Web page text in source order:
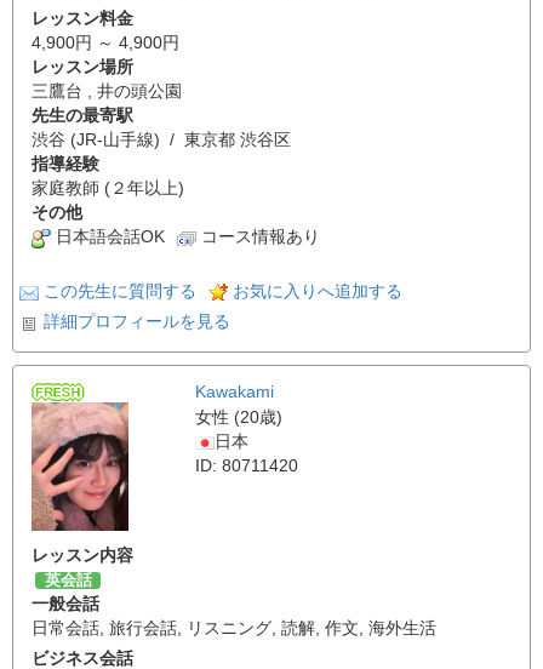
レッスン料金
4,900円 ～ 4,900円
レッスン場所
三鷹台 , 井の頭公園
先生の最寄駅
渋谷 (JR-山手線) / 東京都 渋谷区
指導経験
家庭教師 (２年以上)
その他
日本語会話OK
コース情報あり
この先生に質問する
お気に入りへ追加する
詳細プロフィールを見る
Kawakami
女性 (20歳)
日本
ID: 80711420
レッスン内容
英会話
一般会話
日常会話 旅行会話 リスニング 読解 作文 海外生活
ビジネス会話